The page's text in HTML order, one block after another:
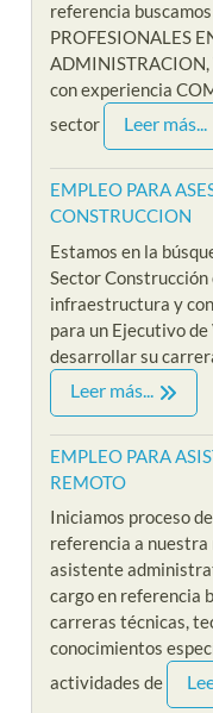
referencia
PROFESIONALES
ADMINISTRACION,
con experiencia
sector
Leer más...
EMPLEO PARA
CONSTRUCCION
Estamos en la
Sector Construcción
infraestructura y
para un Ejecutivo
desarrollar su
Leer más...
EMPLEO PARA
REMOTO
Iniciamos proceso
referencia a nuestra
asistente
cargo en referencia
carreras técnicas,
conocimientos
actividades de